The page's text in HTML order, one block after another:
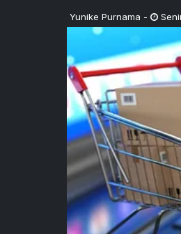
Yunike Purnama -